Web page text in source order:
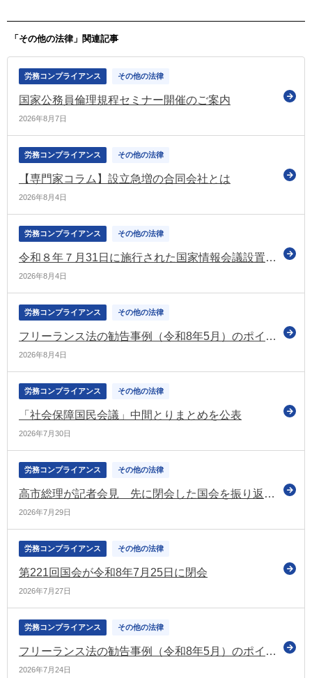
「その他の法律」関連記事
労務コンプライアンス その他の法律
国家公務員倫理規程セミナー開催のご案内
2026年8月7日
労務コンプライアンス その他の法律
【専門家コラム】設立急増の合同会社とは
2026年8月4日
労務コンプライアンス その他の法律
令和８年７月31日に施行された国家情報会議設置法に基づき「国家情報局」を設置
2026年8月4日
労務コンプライアンス その他の法律
フリーランス法の勧告事例（令和8年5月）のポイント解説②を公表（公正取引委員会）
2026年8月4日
労務コンプライアンス その他の法律
「社会保障国民会議」中間とりまとめを公表
2026年7月30日
労務コンプライアンス その他の法律
高市総理が記者会見 先に閉会した国会を振り返るとともに今後の政権運営などについて述べる
2026年7月29日
労務コンプライアンス その他の法律
第221回国会が令和8年7月25日に閉会
2026年7月27日
労務コンプライアンス その他の法律
フリーランス法の勧告事例（令和8年5月）のポイント解説を公表（公正取引委員会）
2026年7月24日